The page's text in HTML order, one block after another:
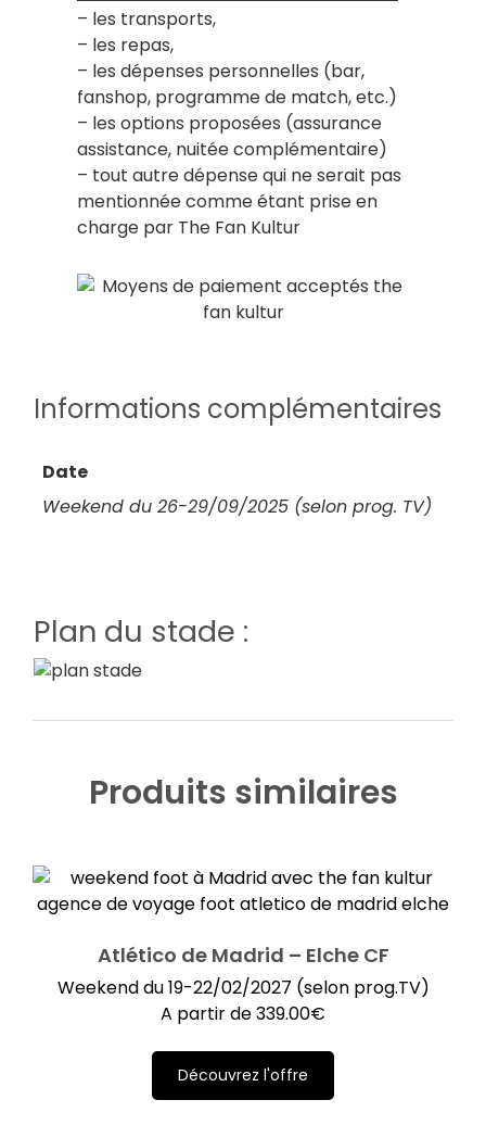
– les transports,
– les repas,
– les dépenses personnelles (bar,
fanshop, programme de match, etc.)
– les options proposées (assurance
assistance, nuitée complémentaire)
– tout autre dépense qui ne serait pas
mentionnée comme étant prise en
charge par The Fan Kultur
Informations complémentaires
Date
Weekend du 26-29/09/2025 (selon prog. TV)
Plan du stade :
Produits similaires
Atlético de Madrid – Elche CF
Weekend du 19-22/02/2027 (selon prog.TV)
A partir de339.00€
Découvrez l'offre